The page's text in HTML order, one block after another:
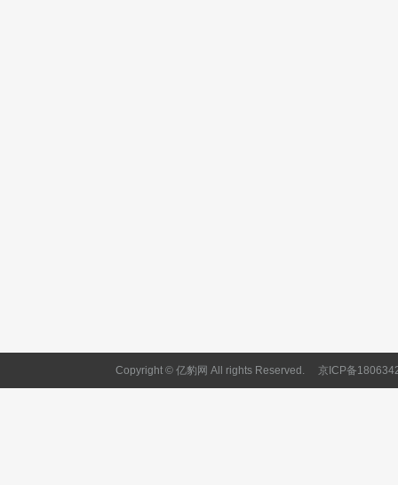
Copyright © 亿豹网 All rights Reserved. 京ICP备